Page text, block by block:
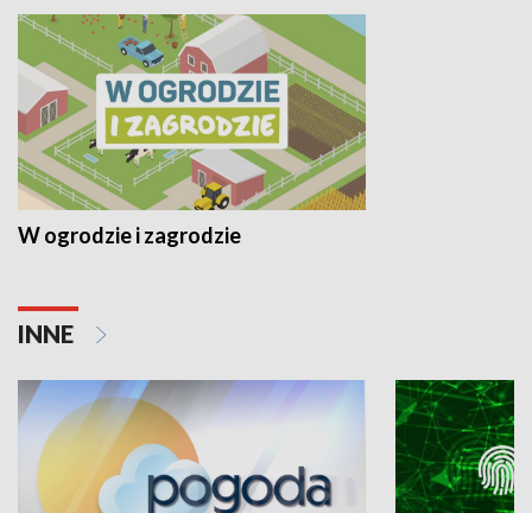
W ogrodzie i zagrodzie
INNE